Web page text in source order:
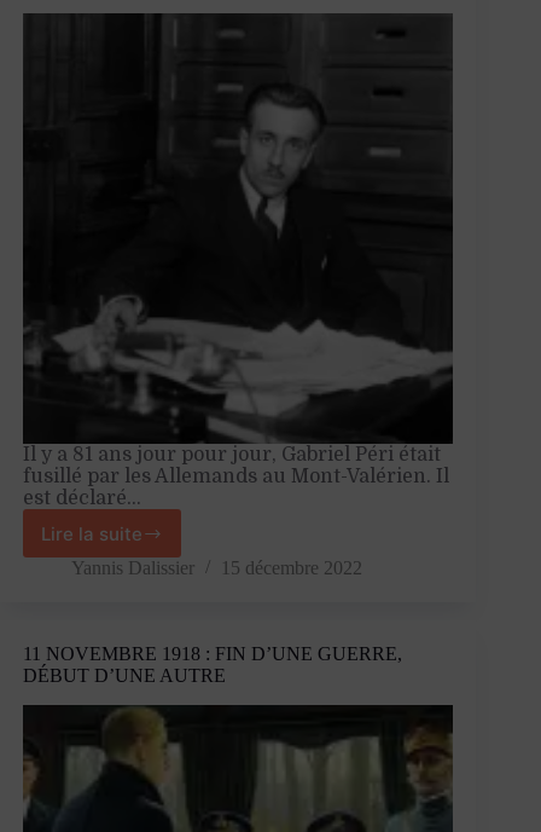
Il y a 81 ans jour pour jour, Gabriel Péri était
fusillé par les Allemands au Mont-Valérien. Il
est déclaré…
Lire la suite
Gabriel
Péri,
patriote
Yannis Dalissier 15 décembre 2022
11 NOVEMBRE 1918 : FIN D’UNE GUERRE,
DÉBUT D’UNE AUTRE